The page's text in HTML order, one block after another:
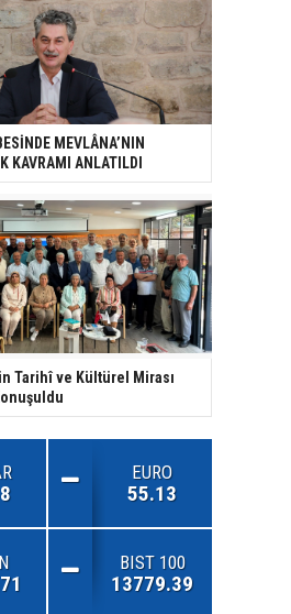
MEVLÂNA’NIN
KAVRAMI ANLATILDI
Tarihî ve Kültürel Mirası
EURO
55.13
BIST 100
13779.39